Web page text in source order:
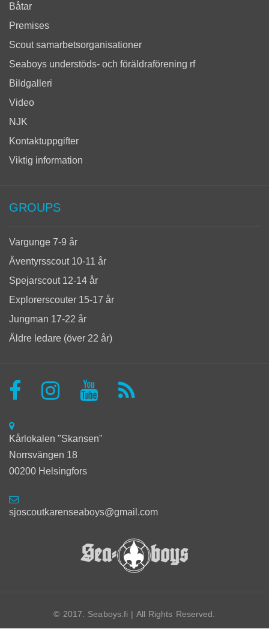
Båtar
Premises
Scout samarbetsorganisationer
Seaboys understöds- och föräldraförening rf
Bildgalleri
Video
NJK
Kontaktuppgifter
Viktig information
GROUPS
Vargunge 7-9 år
Äventyrsscout 10-11 år
Spejarscout 12-14 år
Explorerscouter 15-17 år
Jungman 17-22 år
Äldre ledare (över 22 år)
Kårlokalen "Skansen"
Norrsvängen 18
00200 Helsingfors
sjoscoutkarenseaboys@gmail.com
© 2017. Seaboys.fi | All Rights Reserved.